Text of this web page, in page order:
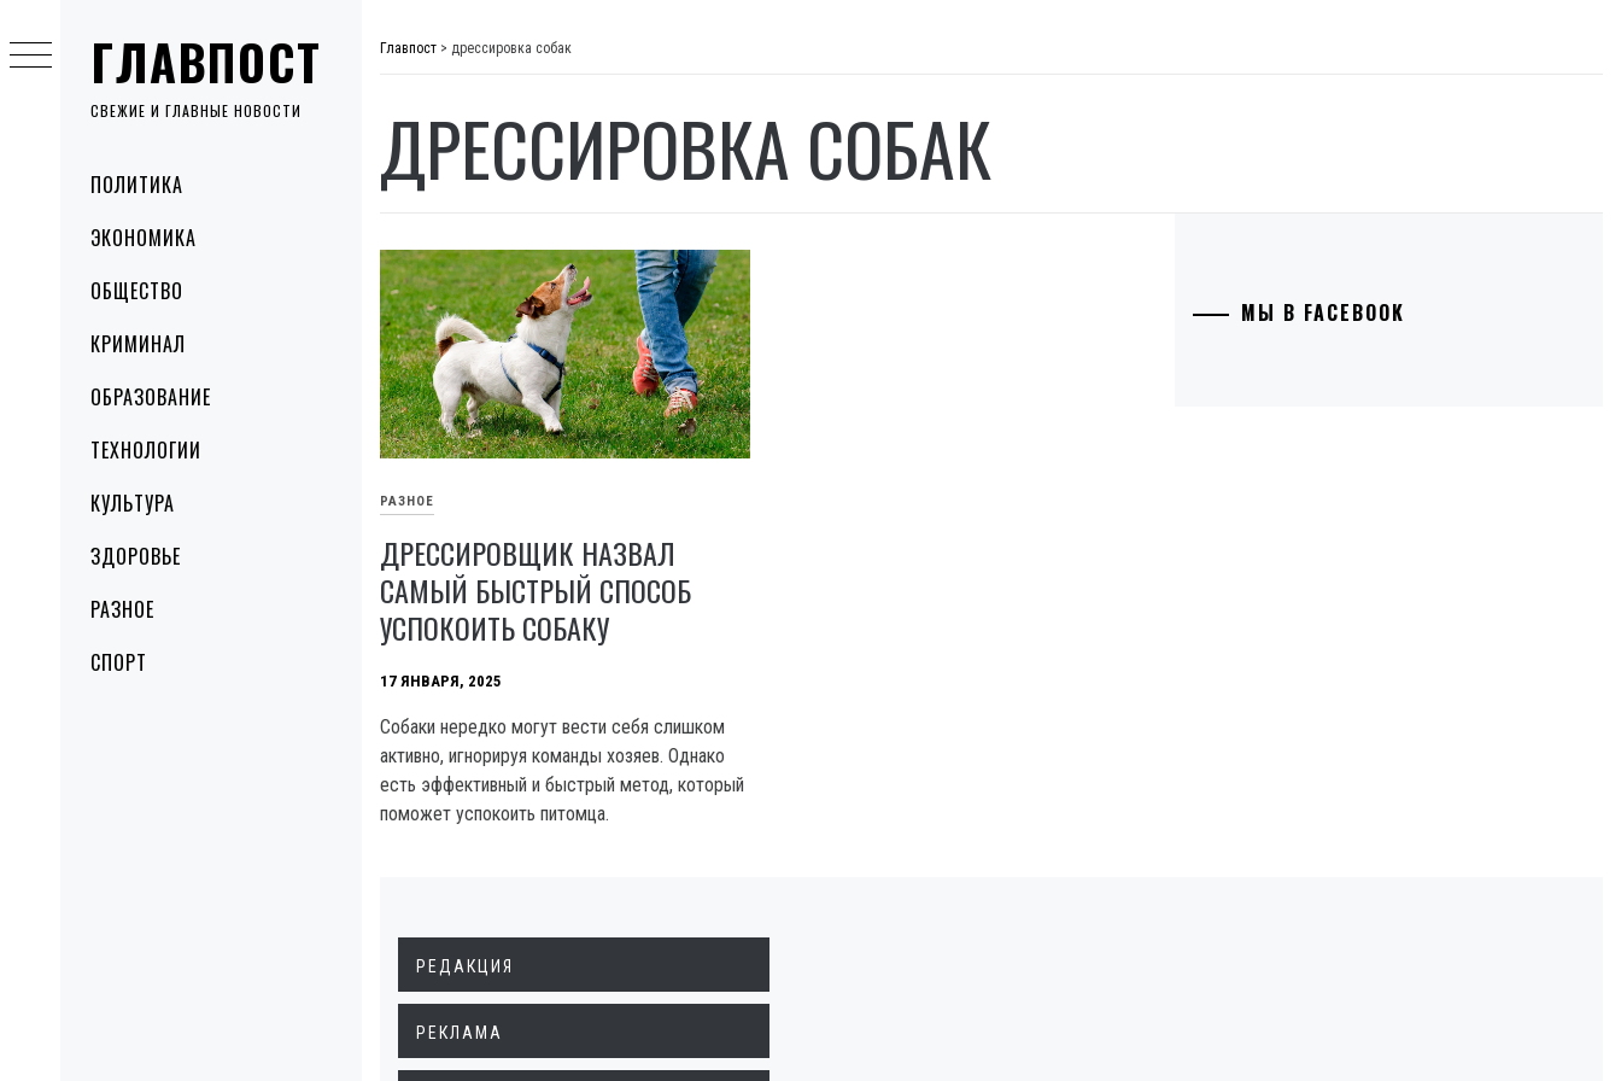
ГЛАВПОСТ
СВЕЖИЕ И ГЛАВНЫЕ НОВОСТИ
MenuПОЛИТИКА
ЭКОНОМИКА
ОБЩЕСТВО
КРИМИНАЛ
ОБРАЗОВАНИЕ
ТЕХНОЛОГИИ
КУЛЬТУРА
ЗДОРОВЬЕ
РАЗНОЕ
СПОРТ
to
content
Главпост > дрессировка собак
ДРЕССИРОВКА СОБАК
РАЗНОЕ
ДРЕССИРОВЩИК НАЗВАЛ
САМЫЙ БЫСТРЫЙ СПОСОБ
УСПОКОИТЬ СОБАКУ
17 ЯНВАРЯ, 2025
Собаки нередко могут вести себя слишком
активно, игнорируя команды хозяев. Однако
есть эффективный и быстрый метод, который
поможет успокоить питомца.
МЫ В FACEBOOK
РЕДАКЦИЯ
РЕКЛАМА